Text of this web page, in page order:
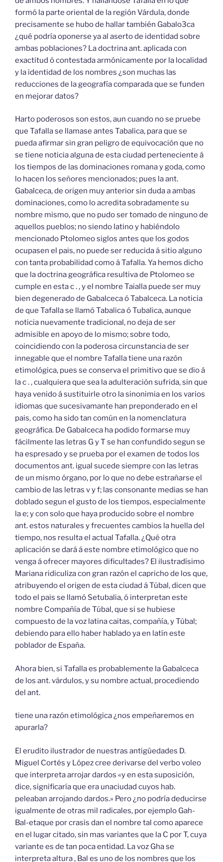
formó la parte oriental de la región Várdula, donde
precisamente se hubo de hallar también Gabalo3ca
¿qué podría oponerse ya al aserto de identidad sobre
ambas poblaciones? La doctrina ant. aplicada con
exactitud ó contestada armónicamente por la localidad
y la identidad de los nombres ¿son muchas las
reducciones de la geografía comparada que se funden
en mejorar datos?
Harto poderosos son estos, aun cuando no se pruebe
que Tafalla se llamase antes Tabalica, para que se
pueda afirmar sin gran peligro de equivocación que no
se tiene noticia alguna de esta ciudad perteneciente á
los tiempos de las dominaciones romana y goda, como
lo hacen los señores mencionados; pues la ant.
Gabalceca, de origen muy anterior sin duda a ambas
dominaciones, como lo acredita sobradamente su
nombre mismo, que no pudo ser tomado de ninguno de
aquellos pueblos; no siendo latino y habiéndolo
mencionado Ptolomeo siglos antes que los godos
ocupasen el pais, no puede ser reducida á sitio alguno
con tanta probabilidad como á Tafalla. Ya hemos dicho
que la doctrina geográfica resultiva de Ptolomeo se
cumple en esta c . , y el nombre Taialla puede ser muy
bien degenerado de Gabalceca ó Tabalceca. La noticia
de que Tafalla se llamó Tabalica ó Tubalica, aunque
noticia nuevamente tradicional, no deja de ser
admisible en apoyo de lo mismo; sobre todo,
coincidiendo con la poderosa circunstancia de ser
innegable que el nombre Tafalla tiene una razón
etimológica, pues se conserva el primitivo que se dio á
la c . , cualquiera que sea la adulteración sufrida, sin que
haya venido á sustituirle otro la sinonimia en los varios
idiomas que sucesivamante han preponderado en el
pais, como ha sido tan común en la nomenclatura
geográfica. De Gabalceca ha podido formarse muy
fácilmente las letras G y T se han confundido segun se
ha espresado y se prueba por el examen de todos los
documentos ant. igual sucede siempre con las letras
de un mismo órgano, por lo que no debe estrañarse el
cambio de las letras v y f; las consonante medias se han
doblado segun el gusto de los tiempos, especialmente
la e; y con solo que haya producido sobre el nombre
ant. estos naturales y frecuentes cambios la huella del
tiempo, nos resulta el actual Tafalla. ¿Qué otra
aplicación se dará á este nombre etimológico que no
venga á ofrecer mayores dificultades? El ilustradísimo
Mariana ridiculiza con gran razón el capricho de los que,
atribuyendo el origen de esta ciudad á Túbal, dicen que
todo el pais se llamó Setubalia, ó interpretan este
nombre Compañía de Túbal, que si se hubiese
compuesto de la voz latina caitas, compañía, y Túbal;
debiendo para ello haber hablado ya en latín este
poblador de España.
Ahora bien, si Tafalla es probablemente la Gabalceca
de los ant. várdulos, y su nombre actual, procediendo
del ant.
tiene una razón etimológica ¿nos empeñaremos en
apurarla?
El erudito ilustrador de nuestras antigüedades D.
Miguel Cortés y López cree derivarse del verbo voleo
que interpreta arrojar dardos «y en esta suposición,
dice, significaría que era unaciudad cuyos hab.
peleaban arrojando dardos.» Pero ¿no podría deducirse
igualmente de otras mil radicales, por ejemplo Gah-
Bal-etaque por crasis dan el nombre tal como aparece
en el lugar citado, sin mas variantes que la C por T, cuya
variante es de tan poca entidad. La voz Gha se
interpreta altura , Bal es uno de los nombres que los